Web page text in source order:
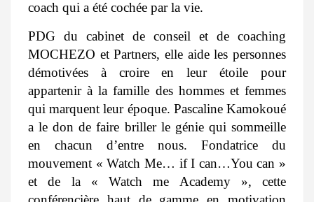
coach qui a été cochée par la vie.
PDG du cabinet de conseil et de coaching
MOCHEZO et Partners, elle aide les personnes
démotivées à croire en leur étoile pour
appartenir à la famille des hommes et femmes
qui marquent leur époque. Pascaline Kamokoué
a le don de faire briller le génie qui sommeille
en chacun d’entre nous. Fondatrice du
mouvement « Watch Me… if I can…You can »
et de la « Watch me Academy », cette